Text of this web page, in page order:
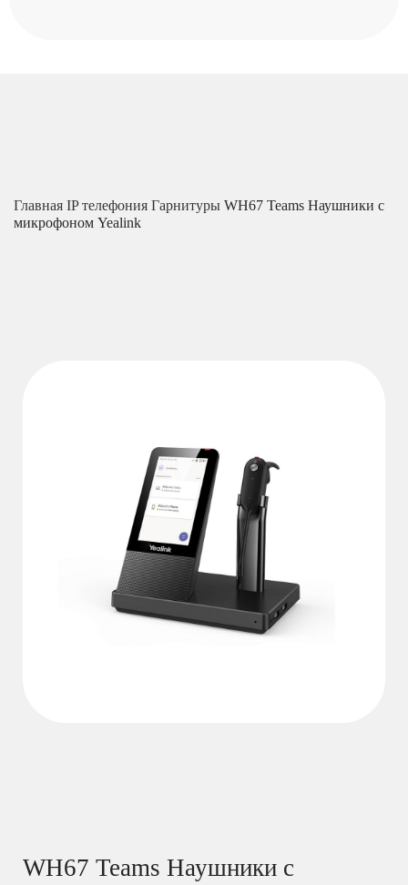
Главная IP телефония Гарнитуры WH67 Teams Наушники с
микрофоном Yealink
WH67 Teams Наушники с